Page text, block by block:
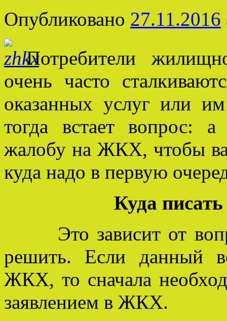
Опубликовано 27.11.2016
Потребители
очень часто
оказанных услуг или
тогда встает вопрос:
жалобу на ЖКХ, чтобы
куда надо в первую
Куда
Это зависит от
решить. Если данный
ЖКХ, то сначала
заявлением в ЖКХ.